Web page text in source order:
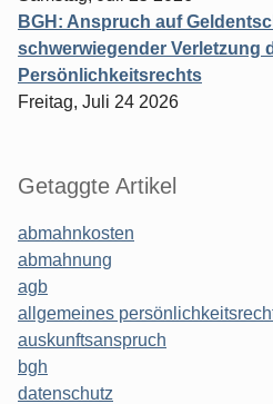
BGH: Anspruch auf
schwerwiegender Verletzung
Persönlichkeitsrechts
Freitag, Juli 24 2026
Getaggte Artikel
abmahnkosten
abmahnung
agb
allgemeines
auskunftsanspruch
bgh
datenschutz